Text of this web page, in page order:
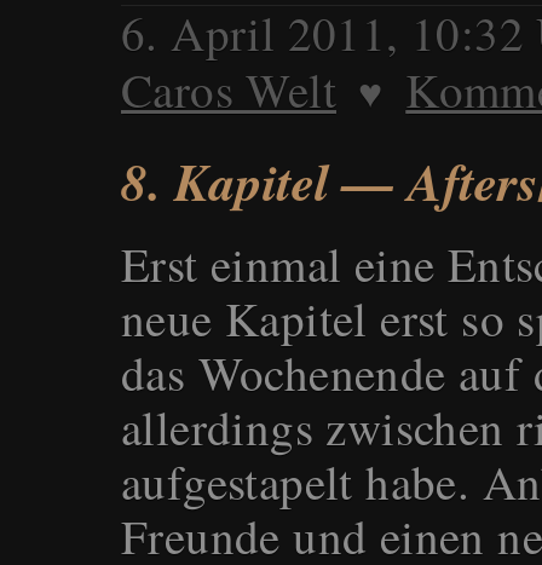
6. April 2011,
Caros Welt ♥
8. Kapitel —
Erst einmal eine
neue Kapitel erst so
das Wochenende
allerdings zwischen
aufgestapelt habe.
Freunde und einen